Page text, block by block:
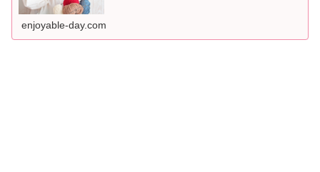
enjoyable-day.com